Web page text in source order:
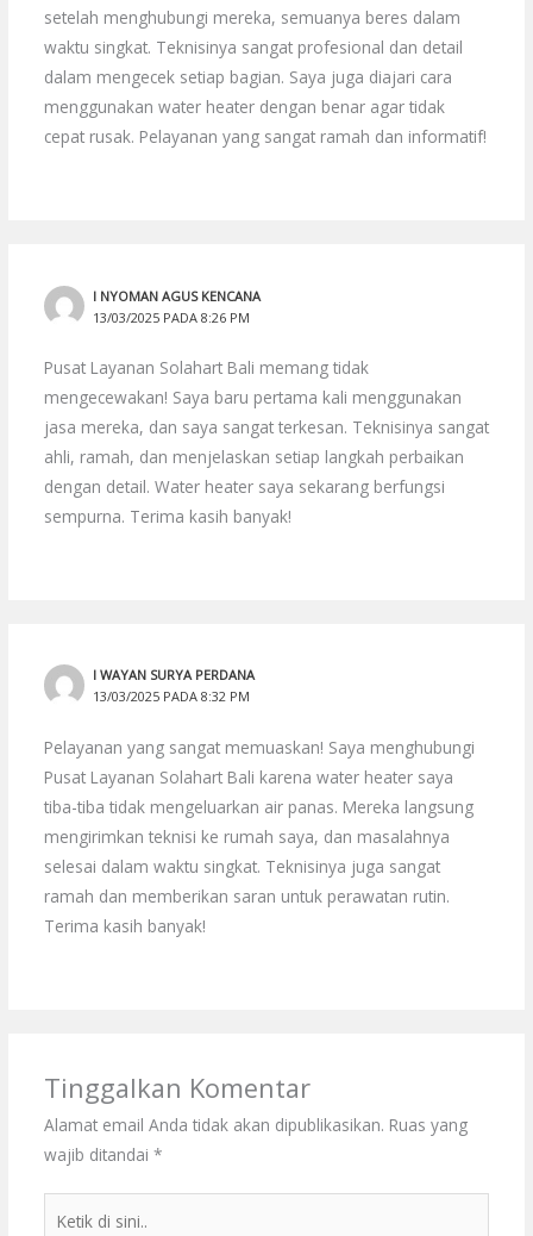
setelah menghubungi mereka, semuanya beres dalam
waktu singkat. Teknisinya sangat profesional dan detail
dalam mengecek setiap bagian. Saya juga diajari cara
menggunakan water heater dengan benar agar tidak
cepat rusak. Pelayanan yang sangat ramah dan informatif!
I NYOMAN AGUS KENCANA
13/03/2025 PADA 8:26 PM
Pusat Layanan Solahart Bali memang tidak
mengecewakan! Saya baru pertama kali menggunakan
jasa mereka, dan saya sangat terkesan. Teknisinya sangat
ahli, ramah, dan menjelaskan setiap langkah perbaikan
dengan detail. Water heater saya sekarang berfungsi
sempurna. Terima kasih banyak!
I WAYAN SURYA PERDANA
13/03/2025 PADA 8:32 PM
Pelayanan yang sangat memuaskan! Saya menghubungi
Pusat Layanan Solahart Bali karena water heater saya
tiba-tiba tidak mengeluarkan air panas. Mereka langsung
mengirimkan teknisi ke rumah saya, dan masalahnya
selesai dalam waktu singkat. Teknisinya juga sangat
ramah dan memberikan saran untuk perawatan rutin.
Terima kasih banyak!
Tinggalkan Komentar
Alamat email Anda tidak akan dipublikasikan. Ruas yang
wajib ditandai *